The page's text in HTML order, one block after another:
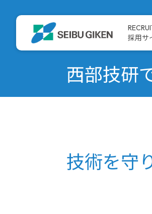
採用サ
西部技研
技術を守